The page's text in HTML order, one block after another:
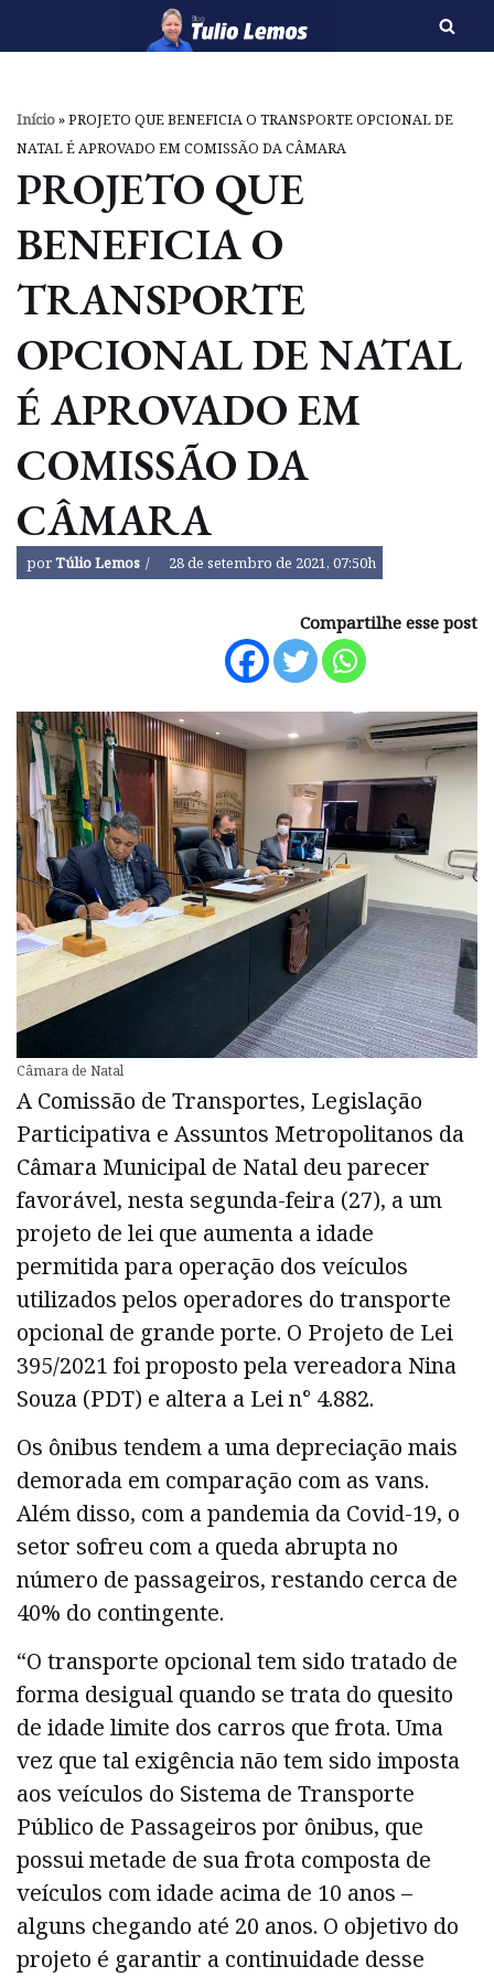
o
conteúdo
Início»PROJETO QUE BENEFICIA O TRANSPORTE OPCIONAL DE
NATAL É APROVADO EM COMISSÃO DA CÂMARA
PROJETO QUE
BENEFICIA O
TRANSPORTE
OPCIONAL DE NATAL
É APROVADO EM
COMISSÃO DA
CÂMARA
porTúlio Lemos 28 de setembro de 2021, 07:50h
Compartilhe esse post
Câmara de Natal
A Comissão de Transportes, Legislação
Participativa e Assuntos Metropolitanos da
Câmara Municipal de Natal deu parecer
favorável, nesta segunda-feira (27), a um
projeto de lei que aumenta a idade
permitida para operação dos veículos
utilizados pelos operadores do transporte
opcional de grande porte. O Projeto de Lei
395/2021 foi proposto pela vereadora Nina
Souza (PDT) e altera a Lei n° 4.882.
Os ônibus tendem a uma depreciação mais
demorada em comparação com as vans.
Além disso, com a pandemia da Covid-19, o
setor sofreu com a queda abrupta no
número de passageiros, restando cerca de
40% do contingente.
“O transporte opcional tem sido tratado de
forma desigual quando se trata do quesito
de idade limite dos carros que frota. Uma
vez que tal exigência não tem sido imposta
aos veículos do Sistema de Transporte
Público de Passageiros por ônibus, que
possui metade de sua frota composta de
veículos com idade acima de 10 anos –
alguns chegando até 20 anos. O objetivo do
projeto é garantir a continuidade desse